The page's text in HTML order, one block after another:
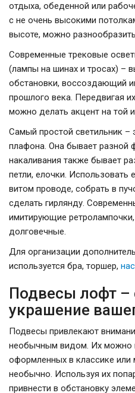
отдыха, обеденной или
с не очень высокими
высоте, можно
Современные трековые
(лампы на шинах и тросах) –
обстановки, воссоздающий
прошлого века. Передвигая
можно делать акцент на той
Самый простой светильник –
плафона. Она бывает разной
накаливания также бывает
петли, елочки.
витом проводе, собрать в
сделать гирлянду.
имитирующие
долговечные.
Для организации
используется бра, торшер,
Подвесы лофт –
украшение
Подвесы привлекают
необычным видом. Их можно
оформленных в классике или
необычно. Используя их
привнести в обстановку